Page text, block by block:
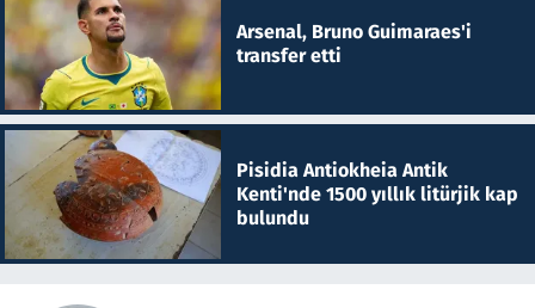
Arsenal, Bruno Guimaraes'i
transfer etti
Pisidia Antiokheia Antik
Kenti'nde 1500 yıllık litürjik kap
bulundu